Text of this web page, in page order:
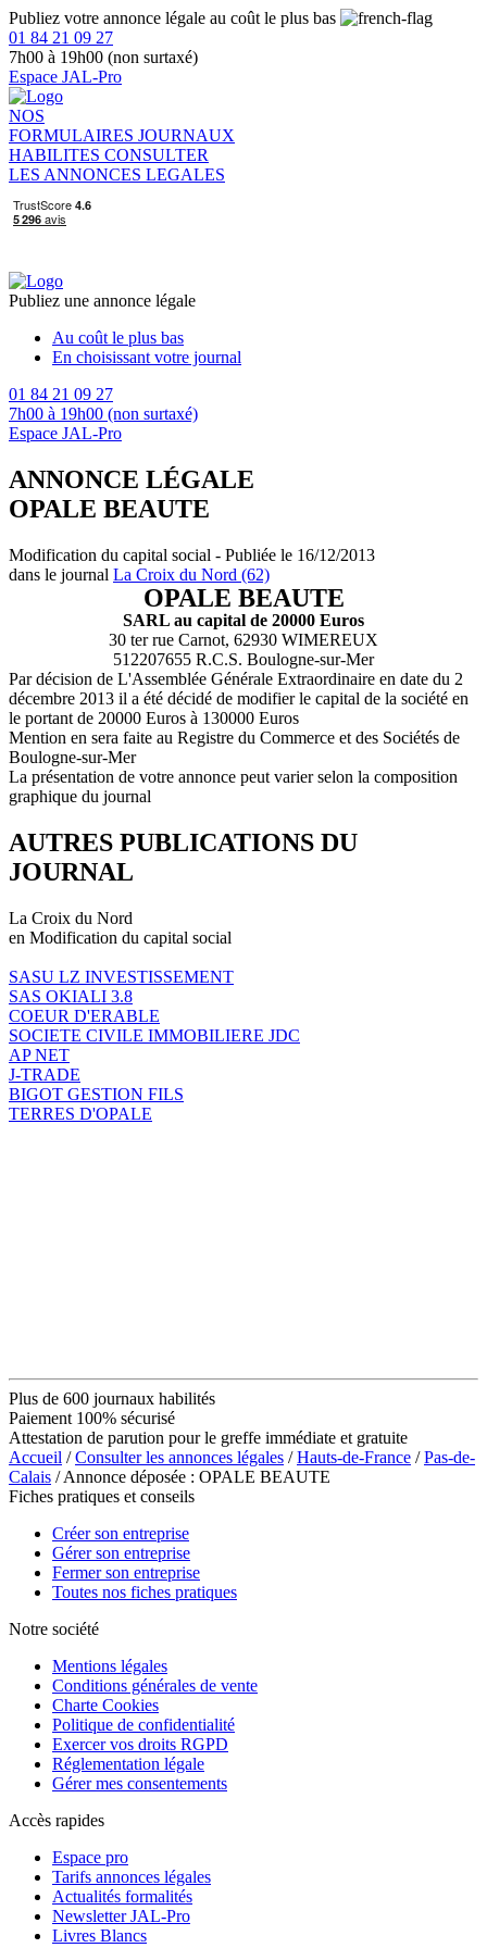
Publiez votre annonce légale au coût le plus bas
01 84 21 09 27
7h00 à 19h00 (non surtaxé)
Espace JAL-Pro
NOS
FORMULAIRES JOURNAUX
HABILITES CONSULTER
LES ANNONCES LEGALES
Publiez une annonce légale
Au coût le plus bas
En choisissant votre journal
01 84 21 09 27
7h00 à 19h00 (non surtaxé)
Espace JAL-Pro
ANNONCE LÉGALE
OPALE BEAUTE
Modification du capital social - Publiée le 16/12/2013
dans le journal La Croix du Nord (62)
OPALE BEAUTE
SARL au capital de 20000 Euros
30 ter rue Carnot, 62930 WIMEREUX
512207655 R.C.S. Boulogne-sur-Mer
Par décision de L'Assemblée Générale Extraordinaire en date du 2
décembre 2013 il a été décidé de modifier le capital de la société en
le portant de 20000 Euros à 130000 Euros
Mention en sera faite au Registre du Commerce et des Sociétés de
Boulogne-sur-Mer
La présentation de votre annonce peut varier selon la composition
graphique du journal
AUTRES PUBLICATIONS DU
JOURNAL
La Croix du Nord
en Modification du capital social
SASU LZ INVESTISSEMENT
SAS OKIALI 3.8
COEUR D'ERABLE
SOCIETE CIVILE IMMOBILIERE JDC
AP NET
J-TRADE
BIGOT GESTION FILS
TERRES D'OPALE
Plus de 600 journaux habilités
Paiement 100% sécurisé
Attestation de parution pour le greffe immédiate et gratuite
Accueil /Consulter les annonces légales /Hauts-de-France /Pas-de-
Calais / Annonce déposée : OPALE BEAUTE
Fiches pratiques et conseils
Créer son entreprise
Gérer son entreprise
Fermer son entreprise
Toutes nos fiches pratiques
Notre société
Mentions légales
Conditions générales de vente
Charte Cookies
Politique de confidentialité
Exercer vos droits RGPD
Réglementation légale
Gérer mes consentements
Accès rapides
Espace pro
Tarifs annonces légales
Actualités formalités
Newsletter JAL-Pro
Livres Blancs